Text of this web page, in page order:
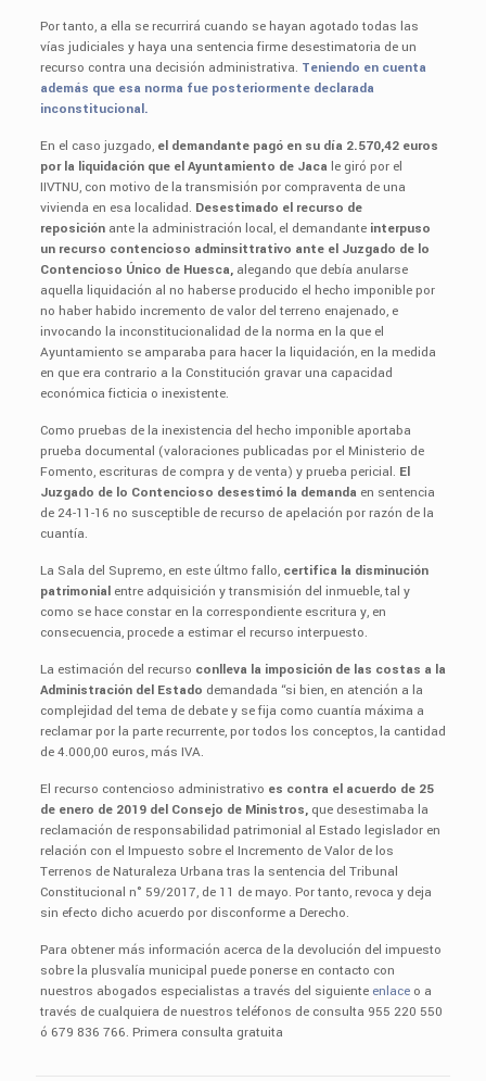
Por tanto, a ella se recurrirá cuando se hayan agotado todas las
vías judiciales y haya una sentencia firme desestimatoria de un
recurso contra una decisión administrativa. Teniendo en cuenta
además que esa norma fue posteriormente declarada
inconstitucional.
En el caso juzgado,el demandante pagó en su día 2.570,42 euros
por la liquidación que el Ayuntamiento de Jaca le giró por el
IIVTNU, con motivo de la transmisión por compraventa de una
vivienda en esa localidad. Desestimado el recurso de
reposición ante la administración local, el demandante interpuso
un recurso contencioso adminsittrativo ante el Juzgado de lo
Contencioso Único de Huesca,alegando que debía anularse
aquella liquidación al no haberse producido el hecho imponible por
no haber habido incremento de valor del terreno enajenado, e
invocando la inconstitucionalidad de la norma en la que el
Ayuntamiento se amparaba para hacer la liquidación, en la medida
en que era contrario a la Constitución gravar una capacidad
económica ficticia o inexistente.
Como pruebas de la inexistencia del hecho imponible aportaba
prueba documental (valoraciones publicadas por el Ministerio de
Fomento, escrituras de compra y de venta) y prueba pericial. El
Juzgado de lo Contencioso desestimó la demanda en sentencia
de 24-11-16 no susceptible de recurso de apelación por razón de la
cuantía.
La Sala del Supremo, en este últmo fallo,certifica la disminución
patrimonial entre adquisición y transmisión del inmueble, tal y
como se hace constar en la correspondiente escritura y, en
consecuencia, procede a estimar el recurso interpuesto.
La estimación del recurso conlleva la imposición de las costas a la
Administración del Estado demandada “si bien, en atención a la
complejidad del tema de debate y se fija como cuantía máxima a
reclamar por la parte recurrente, por todos los conceptos, la cantidad
de 4.000,00 euros, más IVA.
El recurso contencioso administrativo es contra el acuerdo de 25
de enero de 2019 del Consejo de Ministros,que desestimaba la
reclamación de responsabilidad patrimonial al Estado legislador en
relación con el Impuesto sobre el Incremento de Valor de los
Terrenos de Naturaleza Urbana tras la sentencia del Tribunal
Constitucional n° 59/2017, de 11 de mayo. Por tanto, revoca y deja
sin efecto dicho acuerdo por disconforme a Derecho.
Para obtener más información acerca de la devolución del impuesto
sobre la plusvalía municipal puede ponerse en contacto con
nuestros abogados especialistas a través del siguiente enlaceo a
través de cualquiera de nuestros teléfonos de consulta 955 220 550
ó 679 836 766. Primera consulta gratuita